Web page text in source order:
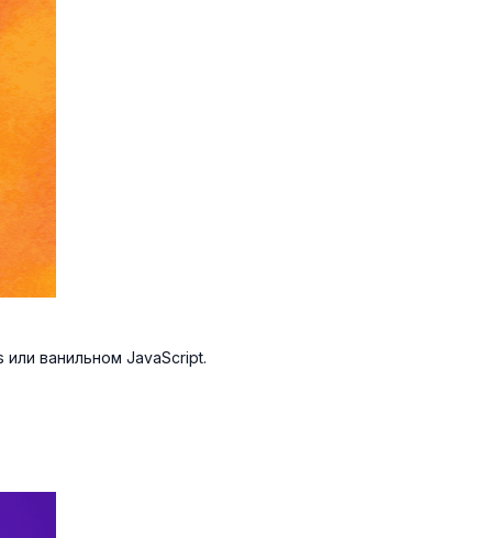
ванильном JavaScript.